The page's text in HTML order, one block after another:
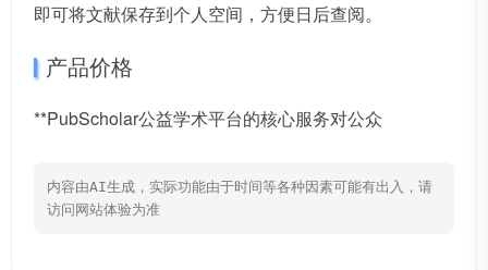
即可将文献保存到个人空间，方便日后查阅。
产品价格
**PubScholar公益学术平台的核心服务对公众
内容由AI生成，实际功能由于时间等各种因素可能有出入，请
访问网站体验为准